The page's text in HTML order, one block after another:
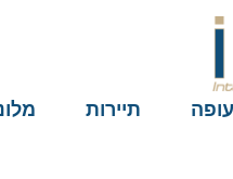
תיירות מלונות